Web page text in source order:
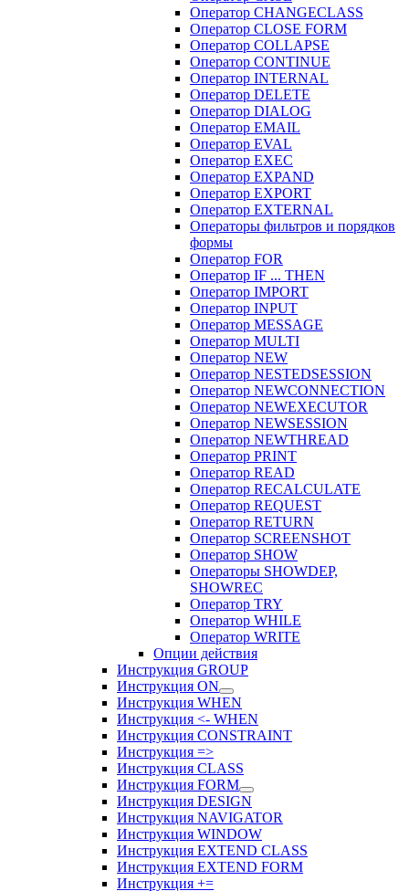
Оператор CHANGECLASS
Оператор CLOSE FORM
Оператор COLLAPSE
Оператор CONTINUE
Оператор INTERNAL
Оператор DELETE
Оператор DIALOG
Оператор EMAIL
Оператор EVAL
Оператор EXEC
Оператор EXPAND
Оператор EXPORT
Оператор EXTERNAL
Операторы фильтров и порядков
формы
Оператор FOR
Оператор IF ... THEN
Оператор IMPORT
Оператор INPUT
Оператор MESSAGE
Оператор MULTI
Оператор NEW
Оператор NESTEDSESSION
Оператор NEWCONNECTION
Оператор NEWEXECUTOR
Оператор NEWSESSION
Оператор NEWTHREAD
Оператор PRINT
Оператор READ
Оператор RECALCULATE
Оператор REQUEST
Оператор RETURN
Оператор SCREENSHOT
Оператор SHOW
Операторы SHOWDEP,
SHOWREC
Оператор TRY
Оператор WHILE
Оператор WRITE
Опции действия
Инструкция GROUP
Инструкция ON
Инструкция WHEN
Инструкция <- WHEN
Инструкция CONSTRAINT
Инструкция =>
Инструкция CLASS
Инструкция FORM
Инструкция DESIGN
Инструкция NAVIGATOR
Инструкция WINDOW
Инструкция EXTEND CLASS
Инструкция EXTEND FORM
Инструкция +=